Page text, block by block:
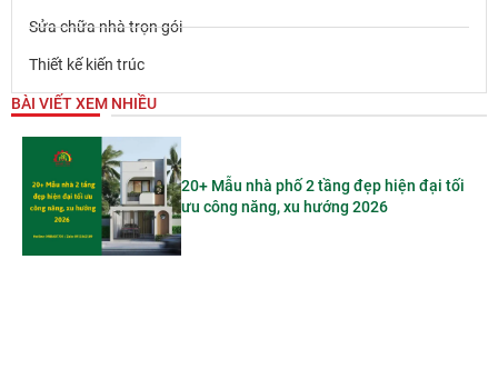
Sửa chữa nhà trọn gói
Thiết kế kiến trúc
BÀI VIẾT XEM NHIỀU
20+ Mẫu nhà phố 2 tầng đẹp hiện đại tối
ưu công năng, xu hướng 2026